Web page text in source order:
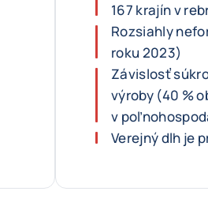
167 krajín v
Rozsiahly
roku 2023)
Závislosť
výroby (40 %
v
Verejný dlh je